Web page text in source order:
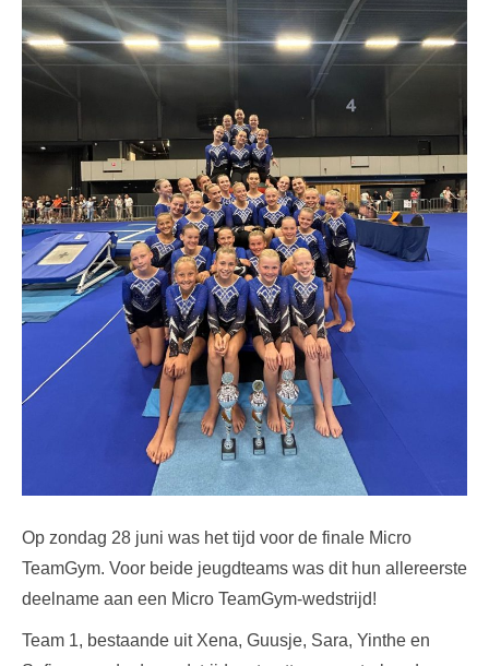
Op zondag 28 juni was het tijd voor de finale Micro
TeamGym. Voor beide jeugdteams was dit hun allereerste
deelname aan een Micro TeamGym-wedstrijd!
Team 1, bestaande uit Xena, Guusje, Sara, Yinthe en